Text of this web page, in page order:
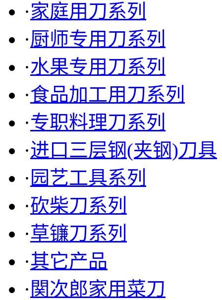
TYMH-5010 进口三层钢
菜刀
·家庭用刀系列
·厨师专用刀系列
·水果专用刀系列
·食品加工用刀系列
·专职料理刀系列
·进口三层钢(夹钢)刀具
· 园艺工具系列
·砍柴刀系列
·草镰刀系列
·其它产品
· 関次郎家用菜刀